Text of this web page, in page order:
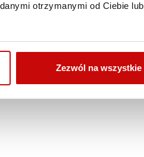
otrzymanymi od Ciebie lub
Zezwól na wszystkie